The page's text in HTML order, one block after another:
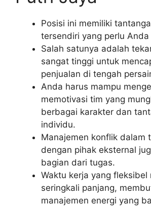
Posisi ini memiliki
tersendiri yang perlu
Salah satunya adalah
sangat tinggi untuk
penjualan di tengah
Anda harus mampu
memotivasi tim yang
berbagai karakter dan
individu.
Manajemen konflik dalam
dengan pihak eksternal
bagian dari tugas.
Waktu kerja yang fleksibel
seringkali panjang,
manajemen energi yang